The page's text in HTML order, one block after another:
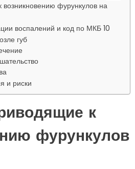
фурункулов на
воспалений и код по МКБ 10
губ
и риски
к
фурункулов